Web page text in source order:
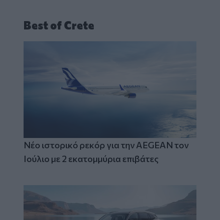
Best of Crete
Νέο ιστορικό ρεκόρ για την AEGEAN τον
Ιούλιο με 2 εκατομμύρια επιβάτες